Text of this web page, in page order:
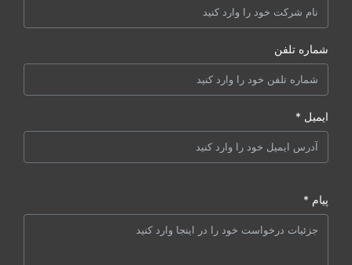
شماره تلفن
ایمیل *
پیام *